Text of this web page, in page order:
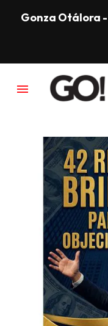
Gonza Otálora
menu